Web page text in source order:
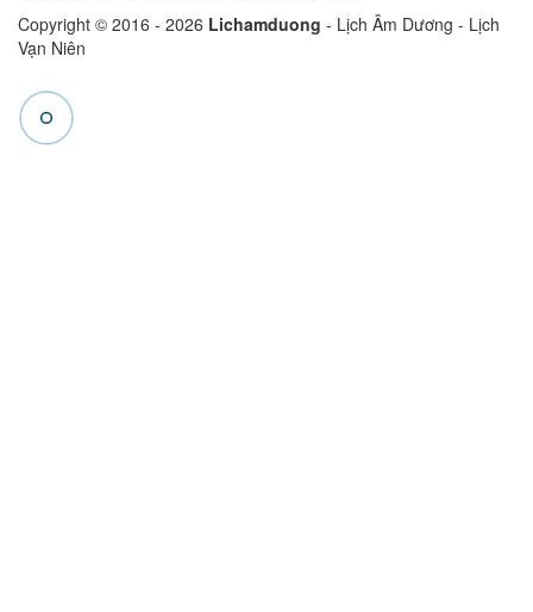
Copyright © 2016 - 2026 Lichamduong - Lịch Âm Dương - Lịch
Vạn Niên